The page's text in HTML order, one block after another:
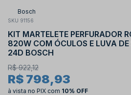
Bosch
SKU 91156
KIT MARTELETE PERFURADOR
820W COM ÓCULOS E LUVA
24D BOSCH
R$ 922,12
R$ 798,93
à vista no PIX com 10% OFF